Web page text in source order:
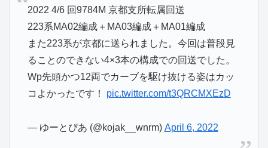
2022 4/6 回9784M 京都支所転属回送
223系MA02編成＋MA03編成＋MA01編成
また223系が京都に送られました。今回は普段見
ることのできない4×3本の構成での回送でした。
Wp先頭かつ12両でカーブを駆け抜ける姿はカッ
コよかったです！ pic.twitter.com/t3QRCMXEzD
— ゆーとぴあ (@kojak__wnrm) April 6, 2022